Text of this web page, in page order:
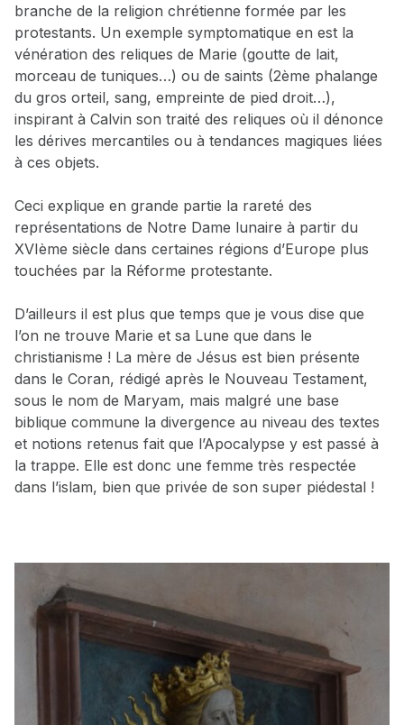
branche de la religion chrétienne formée par les
protestants. Un exemple symptomatique en est la
vénération des reliques de Marie (goutte de lait,
morceau de tuniques…) ou de saints (2ème phalange
du gros orteil, sang, empreinte de pied droit…),
inspirant à Calvin son traité des reliques où il dénonce
les dérives mercantiles ou à tendances magiques liées
à ces objets.
Ceci explique en grande partie la rareté des
représentations de Notre Dame lunaire à partir du
XVIème siècle dans certaines régions d’Europe plus
touchées par la Réforme protestante.
D’ailleurs il est plus que temps que je vous dise que
l’on ne trouve Marie et sa Lune que dans le
christianisme ! La mère de Jésus est bien présente
dans le Coran, rédigé après le Nouveau Testament,
sous le nom de Maryam, mais malgré une base
biblique commune la divergence au niveau des textes
et notions retenus fait que l’Apocalypse y est passé à
la trappe. Elle est donc une femme très respectée
dans l’islam, bien que privée de son super piédestal !